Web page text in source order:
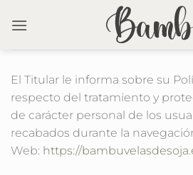
El Titular le informa sobre su
respecto del tratamiento y
de carácter personal de los
recabados durante la
Web: https://